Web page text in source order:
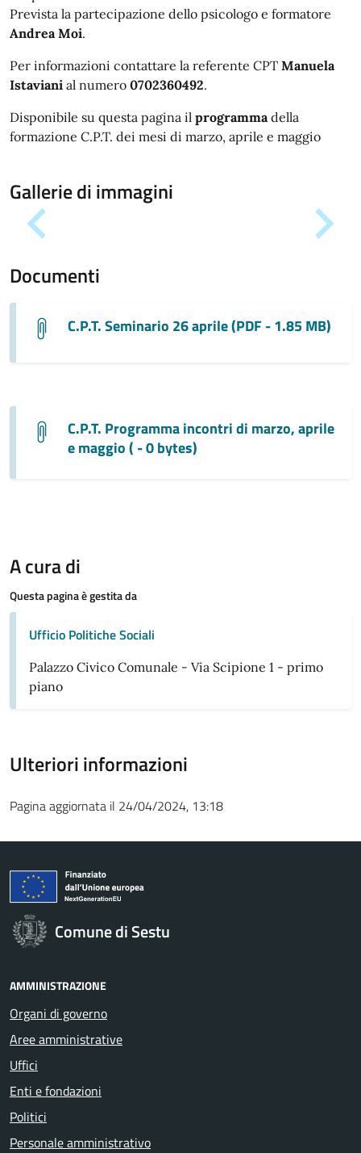
Prevista la partecipazione dello psicologo e formatore
Andrea Moi.
Per informazioni contattare la referente CPT Manuela
Istaviani al numero 0702360492.
Disponibile su questa pagina il programma della
formazione C.P.T. dei mesi di marzo, aprile e maggio
Gallerie di immagini
Documenti
C.P.T. Seminario 26 aprile (PDF - 1.85 MB)
C.P.T. Programma incontri di marzo, aprile
e maggio ( - 0 bytes)
A cura di
Questa pagina è gestita da
Ufficio Politiche Sociali
Palazzo Civico Comunale - Via Scipione 1 - primo
piano
Ulteriori informazioni
Pagina aggiornata il 24/04/2024, 13:18
Comune di Sestu
AMMINISTRAZIONE
Organi di governo
Aree amministrative
Uffici
Enti e fondazioni
Politici
Personale amministrativo